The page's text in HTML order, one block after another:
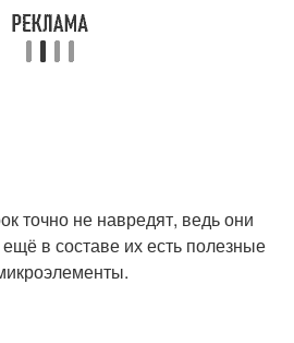
точно не навредят, ведь они
в составе их есть полезные